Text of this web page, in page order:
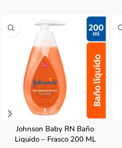
Johnson Baby RN Baño
Liquido – Frasco 200 ML